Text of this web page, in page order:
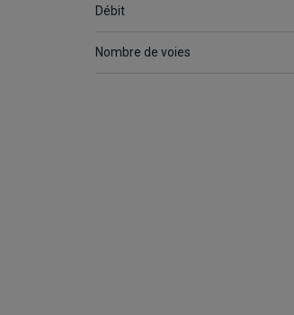
Débit
Nombre de voies